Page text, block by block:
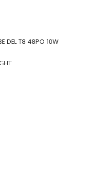
DEL T8 48PO 10W